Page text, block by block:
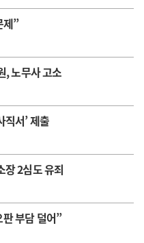
제”
, 노무사 고소
직서’ 제출
장 2심도 유죄
판 부담 덜어”